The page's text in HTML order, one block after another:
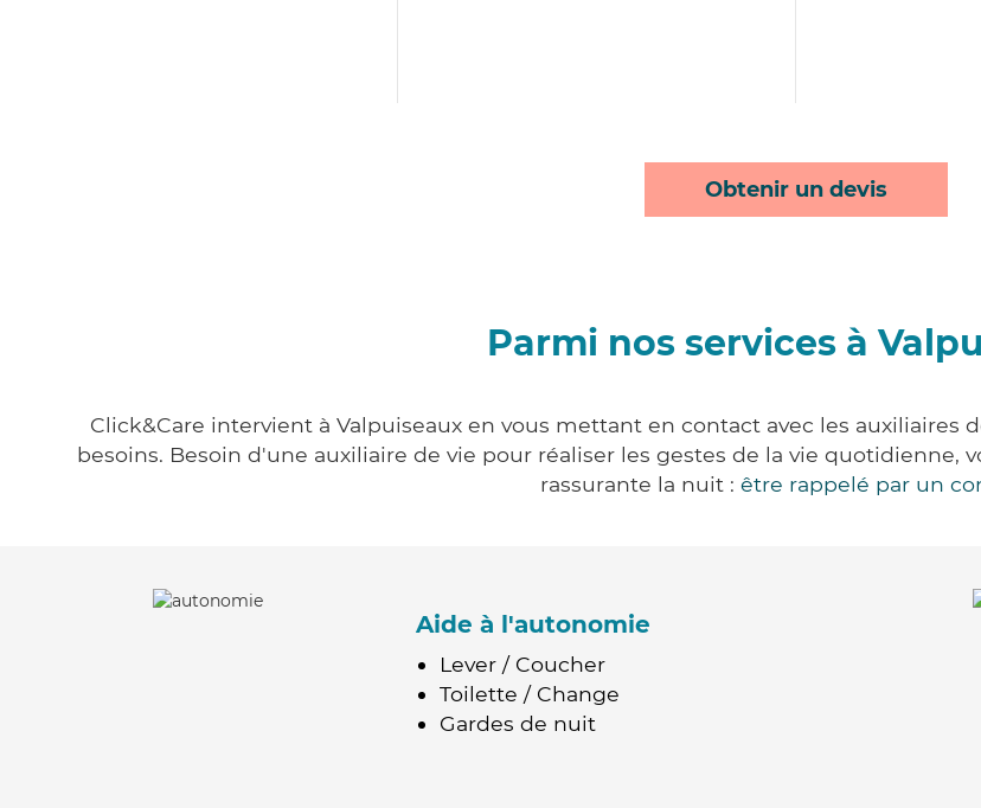
Obtenir un devis
Parmi nos services à
Click&Care intervient à Valpuiseaux en vous mettant en contact avec les auxiliaires
besoins. Besoin d'une auxiliaire de vie pour réaliser les gestes de la vie
rassurante la nuit : être rappelé par un
Aide à l'autonomie
Lever / Coucher
Toilette / Change
Gardes de nuit